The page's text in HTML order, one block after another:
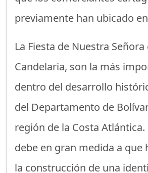
previamente han ubicado
La Fiesta de Nuestra Señora
Candelaria, son la más
dentro del desarrollo
del Departamento de
región de la Costa
debe en gran medida a que
la construcción de una